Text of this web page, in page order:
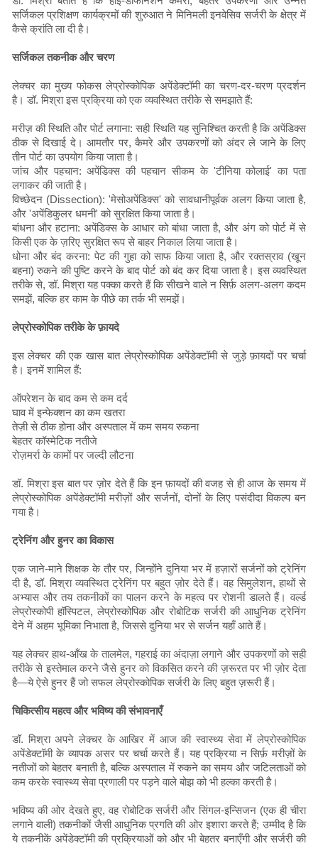
सर्जिकल प्रशिक्षण कार्यक्रमों की शुरुआत ने मिनिमली इनवेसिव सर्जरी के क्षेत्र में
कैसे क्रांति ला दी है।
सर्जिकल तकनीक और चरण
लेक्चर का मुख्य फोकस लेप्रोस्कोपिक अपेंडेक्टॉमी का चरण-दर-चरण प्रदर्शन
है। डॉ. मिश्रा इस प्रक्रिया को एक व्यवस्थित तरीके से समझाते हैं:
मरीज़ की स्थिति और पोर्ट लगाना: सही स्थिति यह सुनिश्चित करती है कि अपेंडिक्स
ठीक से दिखाई दे। आमतौर पर, कैमरे और उपकरणों को अंदर ले जाने के लिए
तीन पोर्ट का उपयोग किया जाता है।
जांच और पहचान: अपेंडिक्स की पहचान सीकम के 'टीनिया कोलाई' का पता
लगाकर की जाती है।
विच्छेदन (Dissection): 'मेसोअपेंडिक्स' को सावधानीपूर्वक अलग किया जाता है,
और 'अपेंडिकुलर धमनी' को सुरक्षित किया जाता है।
बांधना और हटाना: अपेंडिक्स के आधार को बांधा जाता है, और अंग को पोर्ट में से
किसी एक के ज़रिए सुरक्षित रूप से बाहर निकाल लिया जाता है।
धोना और बंद करना: पेट की गुहा को साफ किया जाता है, और रक्तस्राव (खून
बहना) रुकने की पुष्टि करने के बाद पोर्ट को बंद कर दिया जाता है। इस व्यवस्थित
तरीके से, डॉ. मिश्रा यह पक्का करते हैं कि सीखने वाले न सिर्फ़ अलग-अलग कदम
समझें, बल्कि हर काम के पीछे का तर्क भी समझें।
लेप्रोस्कोपिक तरीके के फ़ायदे
इस लेक्चर की एक खास बात लेप्रोस्कोपिक अपेंडेक्टॉमी से जुड़े फ़ायदों पर चर्चा
है। इनमें शामिल हैं:
ऑपरेशन के बाद कम से कम दर्द
घाव में इन्फेक्शन का कम खतरा
तेज़ी से ठीक होना और अस्पताल में कम समय रुकना
बेहतर कॉस्मेटिक नतीजे
रोज़मर्रा के कामों पर जल्दी लौटना
डॉ. मिश्रा इस बात पर ज़ोर देते हैं कि इन फ़ायदों की वजह से ही आज के समय में
लेप्रोस्कोपिक अपेंडेक्टॉमी मरीज़ों और सर्जनों, दोनों के लिए पसंदीदा विकल्प बन
गया है।
ट्रेनिंग और हुनर ​​का विकास
एक जाने-माने शिक्षक के तौर पर, जिन्होंने दुनिया भर में हज़ारों सर्जनों को ट्रेनिंग
दी है, डॉ. मिश्रा व्यवस्थित ट्रेनिंग पर बहुत ज़ोर देते हैं। वह सिमुलेशन, हाथों से
अभ्यास और तय तकनीकों का पालन करने के महत्व पर रोशनी डालते हैं। वर्ल्ड
लेप्रोस्कोपी हॉस्पिटल, लेप्रोस्कोपिक और रोबोटिक सर्जरी की आधुनिक ट्रेनिंग
देने में अहम भूमिका निभाता है, जिससे दुनिया भर से सर्जन यहाँ आते हैं।
यह लेक्चर हाथ-आँख के तालमेल, गहराई का अंदाज़ा लगाने और उपकरणों को सही
तरीके से इस्तेमाल करने जैसे हुनर ​​को विकसित करने की ज़रूरत पर भी ज़ोर देता
है—ये ऐसे हुनर ​​हैं जो सफल लेप्रोस्कोपिक सर्जरी के लिए बहुत ज़रूरी हैं।
चिकित्सीय महत्व और भविष्य की संभावनाएँ
डॉ. मिश्रा अपने लेक्चर के आखिर में आज की स्वास्थ्य सेवा में लेप्रोस्कोपिक
अपेंडेक्टॉमी के व्यापक असर पर चर्चा करते हैं। यह प्रक्रिया न सिर्फ़ मरीज़ों के
नतीजों को बेहतर बनाती है, बल्कि अस्पताल में रुकने का समय और जटिलताओं को
कम करके स्वास्थ्य सेवा प्रणाली पर पड़ने वाले बोझ को भी हल्का करती है।
भविष्य की ओर देखते हुए, वह रोबोटिक सर्जरी और सिंगल-इन्सिजन (एक ही चीरा
लगाने वाली) तकनीकों जैसी आधुनिक प्रगति की ओर इशारा करते हैं; उम्मीद है कि
ये तकनीकें अपेंडेक्टॉमी की प्रक्रियाओं को और भी बेहतर बनाएँगी और सर्जरी की